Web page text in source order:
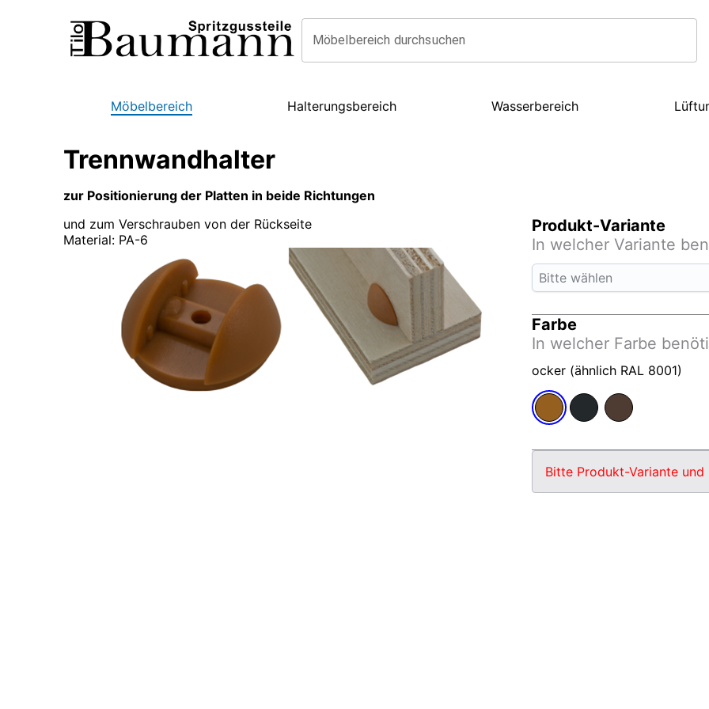
Möbelbereich durchsuchen
Möbelbereich Halterungsbereich Wasserbereich
Trennwandhalter
zur Positionierung der Platten in beide Richtungen
und zum Verschrauben von der Rückseite
Material: PA-6
Produkt-Variante
In welcher Variante
Bitte wählen
Farbe
In welcher Farbe
ocker (ähnlich RAL 8001)
Bitte Produkt-Variante und